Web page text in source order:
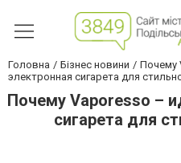
Головна Бізнес новини
Почему
электронная сигарета для
Почему Vaporesso –
сигарета для